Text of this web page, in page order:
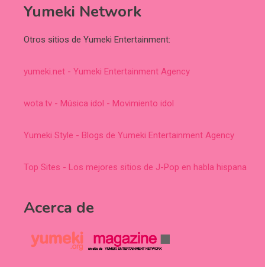
Yumeki Network
Otros sitios de Yumeki Entertainment:
yumeki.net - Yumeki Entertainment Agency
wota.tv - Música idol - Movimiento idol
Yumeki Style - Blogs de Yumeki Entertainment Agency
Top Sites - Los mejores sitios de J-Pop en habla hispana
Acerca de